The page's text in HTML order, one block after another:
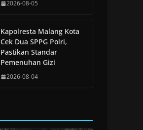
2026-08-05
Kapolresta Malang Kota
Cek Dua SPPG Polri,
Pastikan Standar
Pemenuhan Gizi
2026-08-04